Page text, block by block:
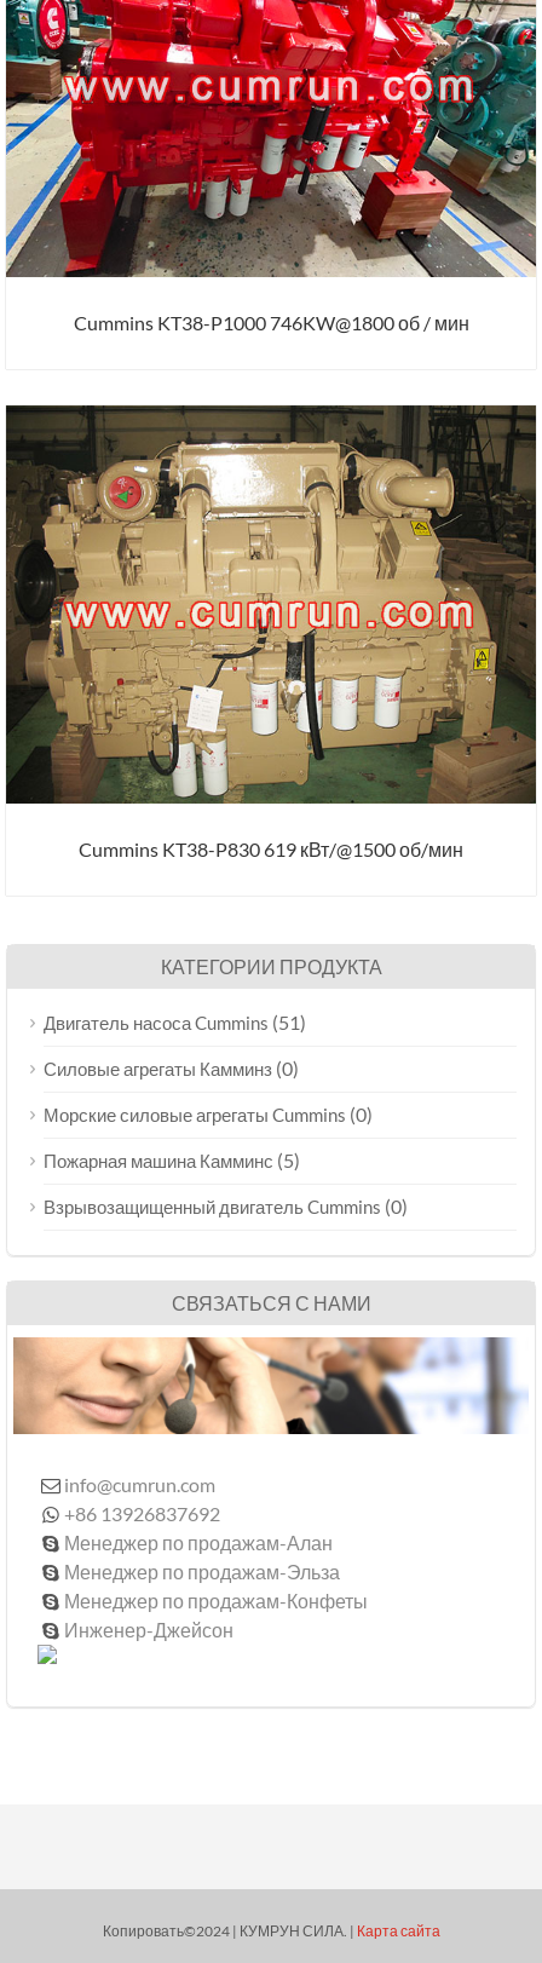
Cummins KT38-P1000 746KW@1800 об / мин
Cummins KT38-P830 619 кВт/@1500 об/мин
КАТЕГОРИИ ПРОДУКТА
Двигатель насоса Cummins (51)
Силовые агрегаты Камминз (0)
Морские силовые агрегаты Cummins (0)
Пожарная машина Камминс (5)
Взрывозащищенный двигатель Cummins (0)
СВЯЗАТЬСЯ С НАМИ
 info@cumrun.com
 +86 13926837692
 Менеджер по продажам-Алан
 Менеджер по продажам-Эльза
 Менеджер по продажам-Конфеты
 Инженер-Джейсон
Копировать©2024 | КУМРУН СИЛА. | Карта сайта